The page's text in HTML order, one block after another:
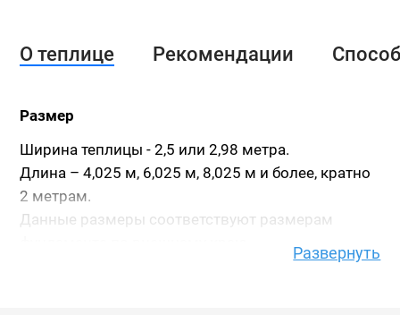
О теплице Рекомендации
Размер
Ширина теплицы - 2,5 или 2,98 метра.
Длина – 4,025 м, 6,025 м, 8,025 м и более, кратно
2 метрам.
Данные размеры соответствуют размерам
Развернуть